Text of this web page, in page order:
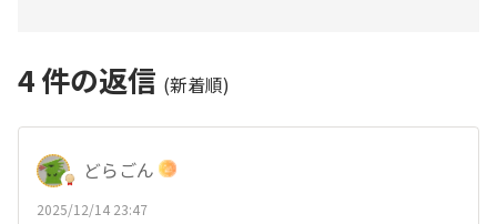
4件の返信 (新着順)
どらごん
2025/12/14 23:47